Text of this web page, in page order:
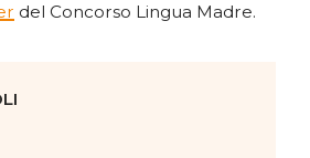
del Concorso Lingua Madre.